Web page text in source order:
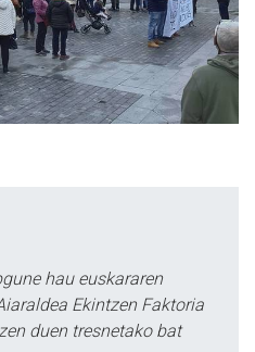
hau euskararen
Ekintzen Faktoria
duen tresnetako bat